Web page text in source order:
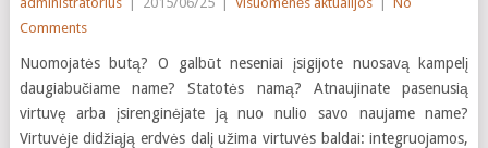
Comments
Nuomojatės butą? O galbūt neseniai įsigijote nuosavą kampelį
daugiabučiame name? Statotės namą? Atnaujinate pasenusią
virtuvę arba įsirenginėjate ją nuo nulio savo naujame name?
Virtuvėje didžiąją erdvės dalį užima virtuvės baldai: integruojamos,